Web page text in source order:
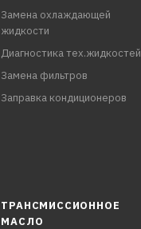
Замена охлаждающей
жидкости
Диагностика тех.жидкостей
Замена фильтров
Заправка кондиционеров
ТРАНСМИССИОННОЕ
МАСЛО